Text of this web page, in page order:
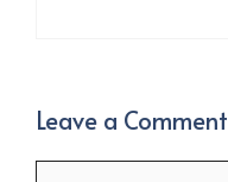
Leave a Comment